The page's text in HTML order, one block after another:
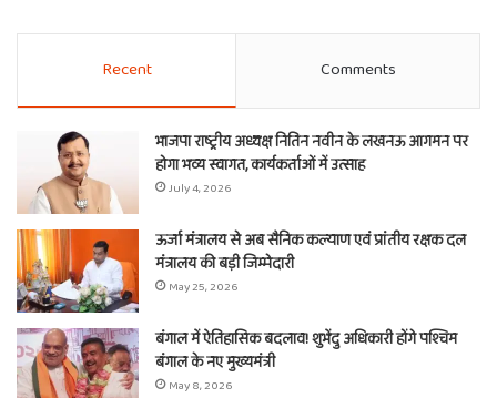
Recent Comments
भाजपा राष्ट्रीय अध्यक्ष नितिन नवीन के लखनऊ आगमन पर
होगा भव्य स्वागत, कार्यकर्ताओं में उत्साह
July 4, 2026
ऊर्जा मंत्रालय से अब सैनिक कल्याण एवं प्रांतीय रक्षक दल
मंत्रालय की बड़ी जिम्मेदारी
May 25, 2026
बंगाल में ऐतिहासिक बदलाव! शुभेंदु अधिकारी होंगे पश्चिम
बंगाल के नए मुख्यमंत्री
May 8, 2026